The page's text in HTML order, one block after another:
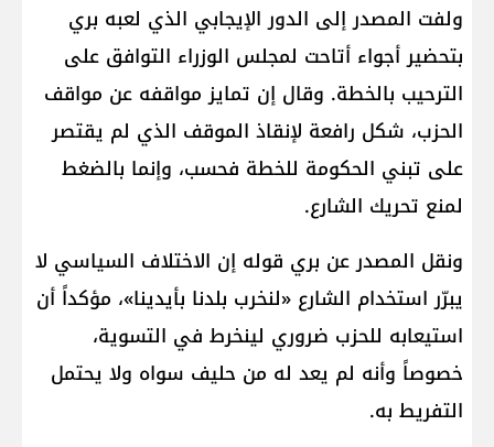
ولفت المصدر إلى الدور الإيجابي الذي لعبه بري
بتحضير أجواء أتاحت لمجلس الوزراء التوافق على
الترحيب بالخطة. وقال إن تمايز مواقفه عن مواقف
الحزب، شكل رافعة لإنقاذ الموقف الذي لم يقتصر
على تبني الحكومة للخطة فحسب، وإنما بالضغط
لمنع تحريك الشارع.
ونقل المصدر عن بري قوله إن الاختلاف السياسي لا
يبرّر استخدام الشارع «لنخرب بلدنا بأيدينا»، مؤكداً أن
استيعابه للحزب ضروري لينخرط في التسوية،
خصوصاً وأنه لم يعد له من حليف سواه ولا يحتمل
التفريط به.